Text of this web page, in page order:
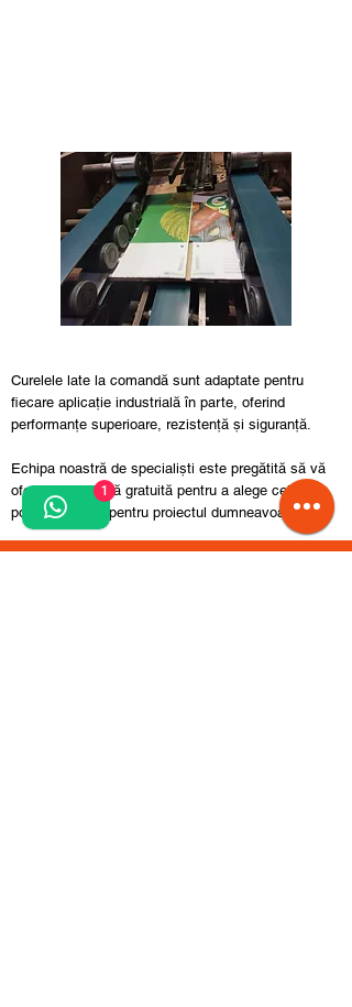
Curelele late la comandă sunt adaptate pentru
fiecare aplicație industrială în parte, oferind
performanțe superioare, rezistență și siguranță.
Echipa noastră de specialiști este pregătită să vă
ofere consultanță gratuită pentru a alege cele mai
potrivite curele pentru proiectul dumneavoastră.
1